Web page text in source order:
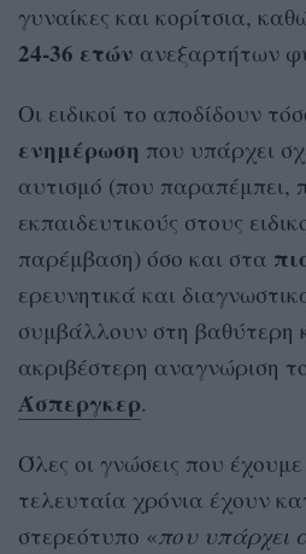
γυναίκες και κορίτσια,
24-36 ετών ανεξαρτήτων
Οι ειδικοί το αποδίδουν
ενημέρωση που υπάρχει
αυτισμό (που παραπέμπει,
εκπαιδευτικούς στους
παρέμβαση) όσο και στα
ερευνητικά και
συμβάλλουν στη βαθύτερη
ακριβέστερη αναγνώριση
Άσπεργκερ.
Όλες οι γνώσεις που
τελευταία χρόνια έχουν
στερεότυπο «που υπάρχει